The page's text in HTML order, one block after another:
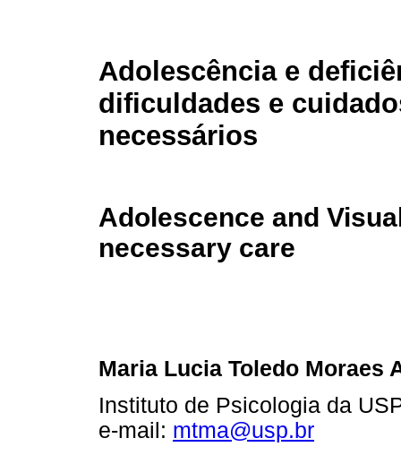
Adolescência e
dificuldades e
necessários
Adolescence and
necessary care
Maria Lucia Toledo Moraes
Instituto de Psicologia da
e-mail: mtma@usp.br